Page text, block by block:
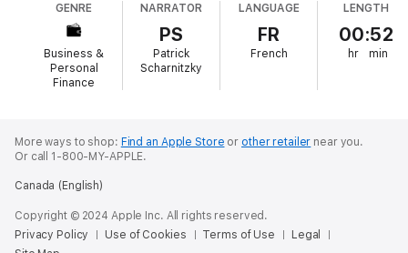
distance le retour du barbare qui inquiète et déstabilise nos
sociétés.
À propos de l'auteur : Patrick Scharnitzky
Patrick Scharnitzky est psychosociologue. Il a obtenu un
doctorat à l'Université Paris Descartes en 1997 sur l'utilisation
fondements psychologiques du comportement et des
dynamiques en place dans le management des entreprises,
entreprises. Ses travaux de recherche portent sur l'impact des
stéréotypes sur les interactions sociales.
Il est l'auteur de deux ouvrages sur la discrimination :
pièges de la discrimination : tous acteurs, tous victimes
GENRE
Business &
Personal
Finance
NARRATOR
PS
Patrick
Scharnitzky
LANGUAGE
FR
French
LENGTH
00:52
hr min
More ways to shop: Find an Apple Store or other retailer near you.
Or call 1-800-MY-APPLE.
Canada (English)
Copyright © 2024 Apple Inc. All rights reserved.
Privacy Policy
Use of Cookies Terms of Use
Legal